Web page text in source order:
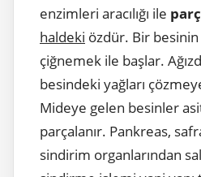
enzimleri aracılığı ile
haldeki özdür. Bir besinin
çiğnemek ile başlar.
besindeki yağları
Mideye gelen besinler
parçalanır. Pankreas,
sindirim organlarından